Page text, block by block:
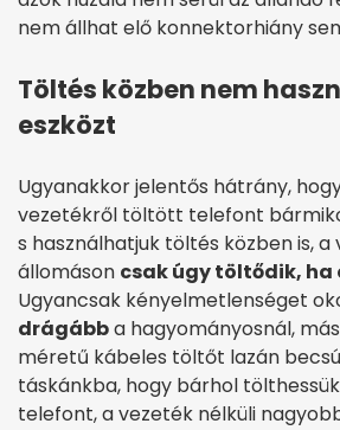
nem állhat elő konnektorhiány
Töltés közben nem
eszközt
Ugyanakkor jelentős hátrány,
vezetékről töltött telefont
s használhatjuk töltés közben is, a
állomáson csak úgy töltődik,
Ugyancsak kényelmetlenséget
drágábba hagyományosnál,
méretű kábeles töltőt lazán
táskánkba, hogy bárhol
telefont, a vezeték nélküli